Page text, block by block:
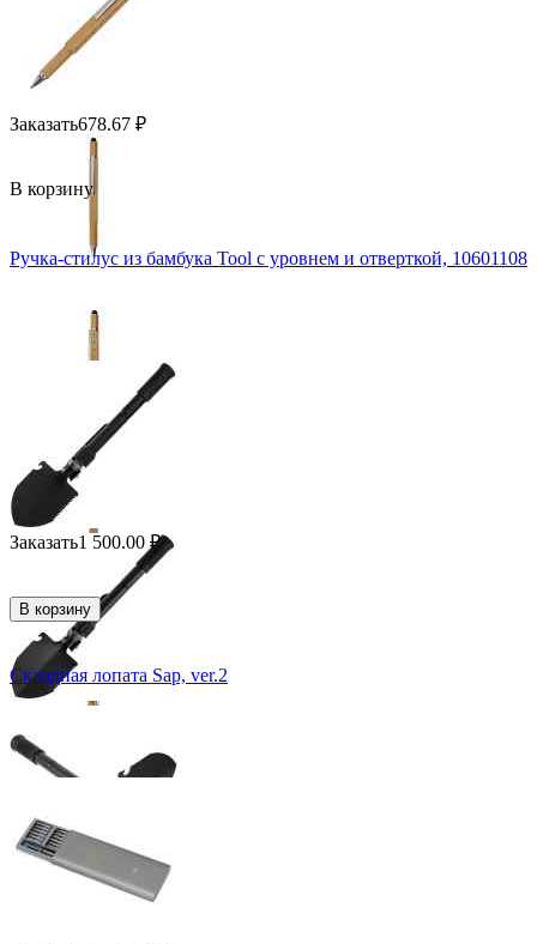
Заказать678.67 ₽
В корзину
Ручка-стилус из бамбука Tool с уровнем и отверткой, 10601108
Заказать1 500.00 ₽
В корзину
Складная лопата Sap, ver.2